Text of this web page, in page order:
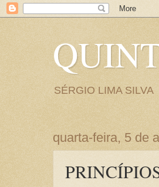
SÉRGIO LIMA SILVA
quarta-feira, 5 de